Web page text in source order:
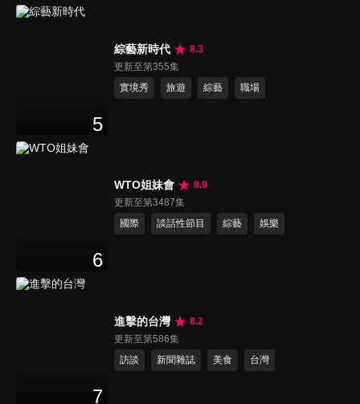
5
綜藝新時代
8.3
更新至第355集
實境秀
旅遊 綜藝 職場
6
WTO姐妹會
8.9
更新至第3487集
國際
談話性節目 綜藝 娛樂
7
進擊的台灣
8.2
更新至第586集
訪談
新聞雜誌 美食 台灣